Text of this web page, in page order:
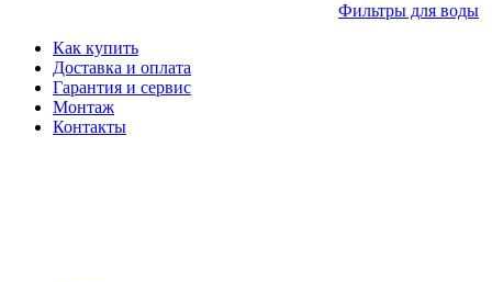
Фильтры для воды
Как купить
Доставка и оплата
Гарантия и сервис
Монтаж
Контакты